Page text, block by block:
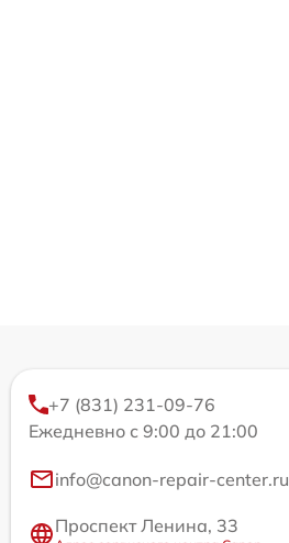
+7 (831) 231-09-76
Ежедневно с 9:00 до 21:00
info@canon-repair-center.ru
Проспект Ленина, 33